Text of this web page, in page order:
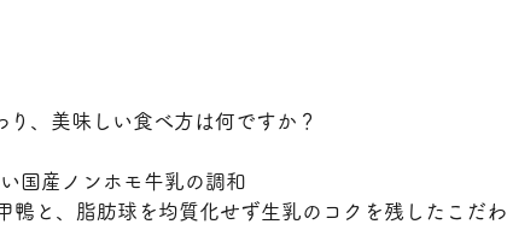
、美味しい食べ方は何ですか？
国産ノンホモ牛乳の調和
鴨と、脂肪球を均質化せず生乳のコクを残したこだわ